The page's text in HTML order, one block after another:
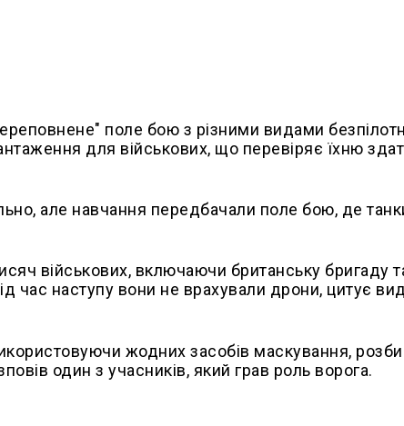
поле бою з різними видами
для військових, що перевіряє їхню
але навчання передбачали поле бою, де
військових, включаючи британську бригаду
час наступу вони не врахували дрони, цитує
жодних засобів маскування,
один з учасників, який грав роль ворога.